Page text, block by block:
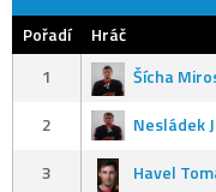
Pořadí Hráč
1
Šícha
2
Nesládek
3
Havel